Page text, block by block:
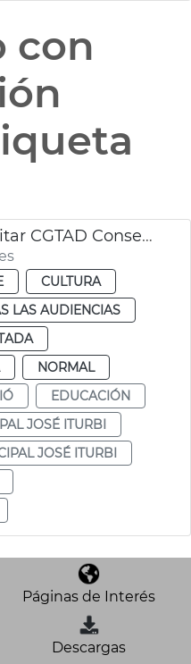
con
Actuación Banda Militar CGTAD Conservatorio municipal José Iturbi
CULTURA
LAS AUDIENCIAS
NORMAL
EDUCACIÓN
JOSÉ ITURBI
JOSÉ ITURBI
Páginas de Interés
Descargas